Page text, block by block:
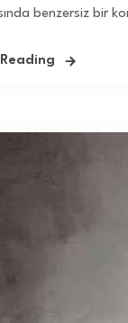
benzersiz bir